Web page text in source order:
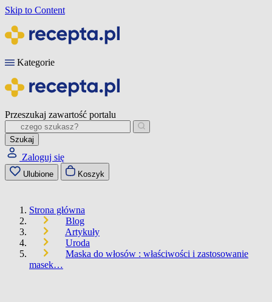
Skip to Content
Kategorie
Przeszukaj zawartość portalu
Szukaj
Zaloguj się
Ulubione Koszyk
Strona główna
Blog
Artykuły
Uroda
Maska do włosów : właściwości i zastosowanie
masek…